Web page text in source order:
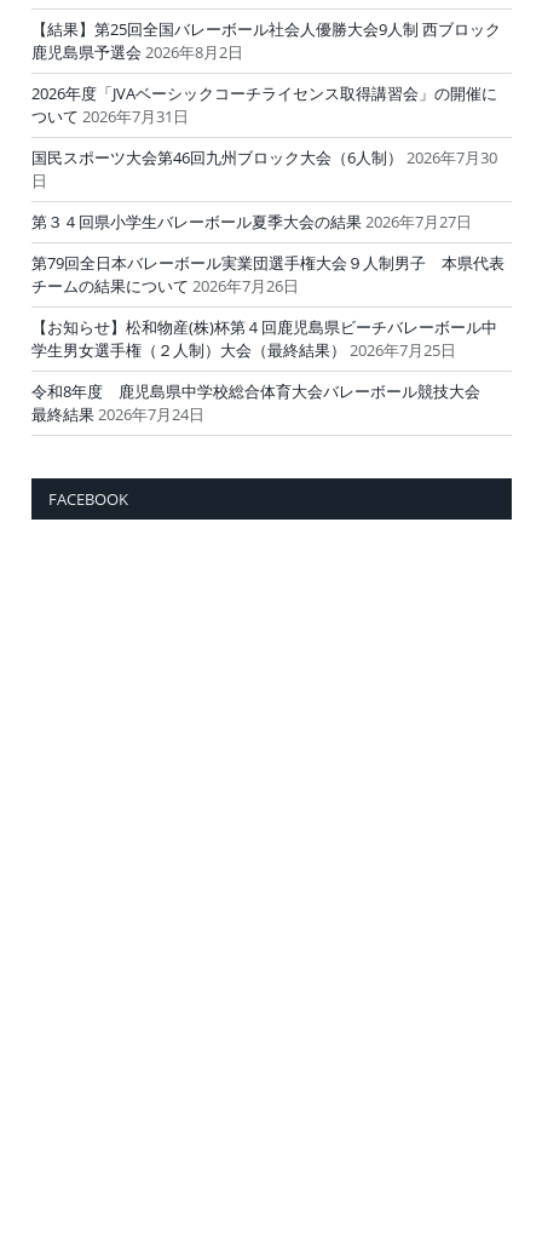
【結果】第25回全国バレーボール社会人優勝大会9人制 西ブロック
鹿児島県予選会 2026年8月2日
2026年度「JVAベーシックコーチライセンス取得講習会」の開催に
ついて 2026年7月31日
国民スポーツ大会第46回九州ブロック大会（6人制）
2026年7月30
日
第３４回県小学生バレーボール夏季大会の結果2026年7月27日
第79回全日本バレーボール実業団選手権大会９人制男子 本県代表
チームの結果について 2026年7月26日
【お知らせ】松和物産(株)杯第４回鹿児島県ビーチバレーボール中
学生男女選手権（２人制）大会（最終結果）
2026年7月25日
令和8年度 鹿児島県中学校総合体育大会バレーボール競技大会
最終結果2026年7月24日
FACEBOOK